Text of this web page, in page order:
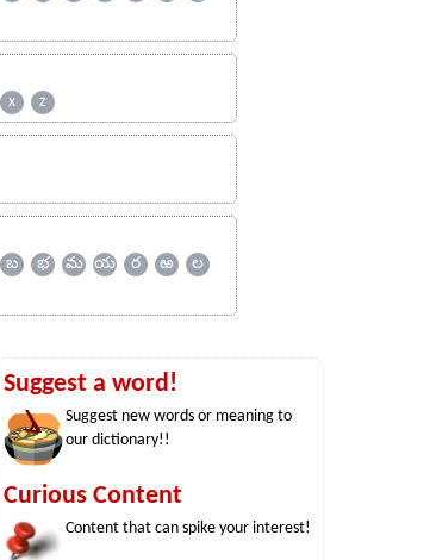
x z
బ భ మ య ర ఱ
ల
Suggest a word!
Suggest new words or meaning to
our dictionary!!
Curious Content
Content that can spike your interest!